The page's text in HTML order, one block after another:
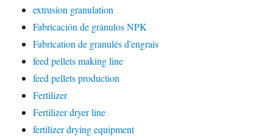
extrusion granulation
Fabricación de gránulos NPK
Fabrication de granulés d'engrais
feed pellets making line
feed pellets production
Fertilizer
Fertilizer dryer line
fertilizer drying equipment